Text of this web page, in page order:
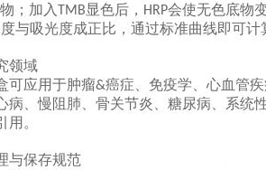
；加入 TMB显色后， HRP会使无色底物
与吸光度成正比，通过标准曲线即可计
领域
可应用于肿瘤&癌症、免疫学、心血管
病、慢阻肺、骨关节炎、糖尿病、系统
用。
与保存规范